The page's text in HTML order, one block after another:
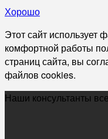
Хорошо
Этот сайт использует
комфортной работы
страниц сайта, вы
файлов cookies.
Наши консультанты